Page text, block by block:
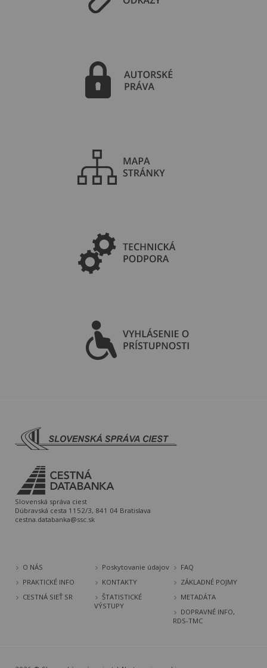
Slovenská správa ciest
Dúbravská cesta 1152/3, 841 04 Bratislava
cestna.databanka@ssc.sk
O NÁS Poskytovanie údajov
FAQ
PRAKTICKÉ INFO
KONTAKTY
ZÁKLADNÉ POJMY
CESTNÁ SIEŤ SR
ŠTATISTICKÉ
VÝSTUPY
METADÁTA
DOPRAVNÉ INFO,
RDS-TMC